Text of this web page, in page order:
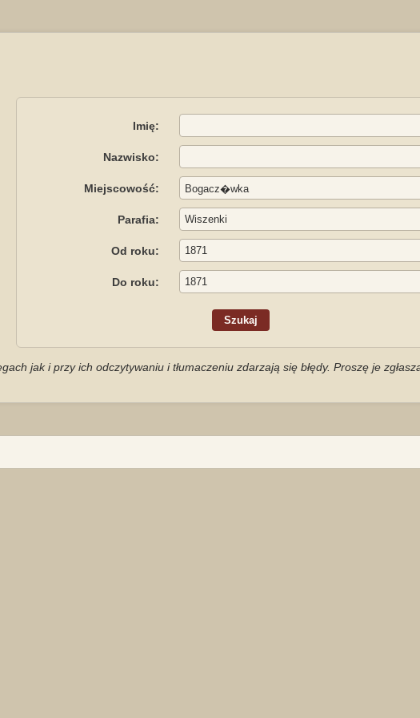
Imię:
Nazwisko:
Miejscowość:
Parafia:
Od roku:
Do roku:
jak i przy ich odczytywaniu i tłumaczeniu zdarzają się błędy. Proszę je